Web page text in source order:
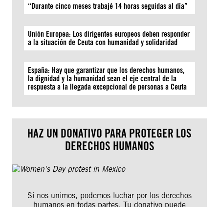
“Durante cinco meses trabajé 14 horas seguidas al día”
Unión Europea: Los dirigentes europeos deben responder
a la situación de Ceuta con humanidad y solidaridad
España: Hay que garantizar que los derechos humanos,
la dignidad y la humanidad sean el eje central de la
respuesta a la llegada excepcional de personas a Ceuta
HAZ UN DONATIVO PARA PROTEGER LOS
DERECHOS HUMANOS
Si nos unimos, podemos luchar por los derechos
humanos en todas partes. Tu donativo puede